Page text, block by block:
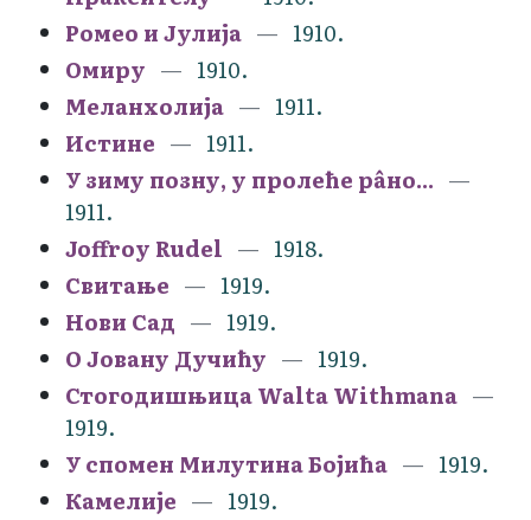
Ромео и Јулија
1910.
Омиру
1910.
Меланхолија
1911.
Истине
1911.
У зиму позну, у пролеће рâно...
1911.
Joffroy Rudel
1918.
Свитање
1919.
Нови Сад
1919.
О Јовану Дучићу
1919.
Стогодишњица Walta Withmana
1919.
У спомен Милутина Бојића
1919.
Камелије
1919.